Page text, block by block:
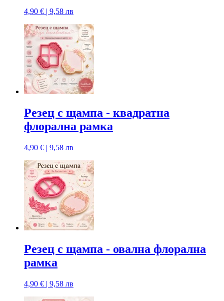
4,90 € | 9,58 лв
Резец с щампa - квадратна
флорална рамка
4,90 € | 9,58 лв
Резец с щампa - овална флорална
рамка
4,90 € | 9,58 лв